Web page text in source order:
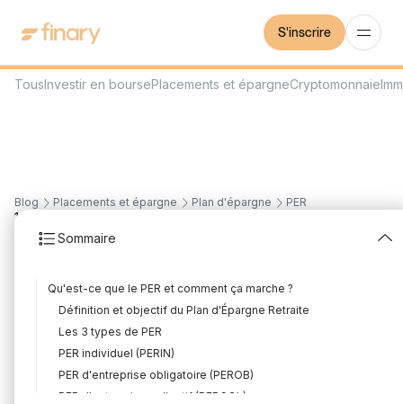
S'inscrire
Blog Placements et épargne Plan d'épargne PER
Sommaire
Qu'est-ce que le PER et comment ça marche ?
Définition et objectif du Plan d'Épargne Retraite
Les 3 types de PER
PER individuel (PERIN)
PER d'entreprise obligatoire (PEROB)
PER d'entreprise collectif (PERCOL)
13
comprendre ses atouts
pour préparer sa
retraite
TousInvestir en boursePlacements et épargneCryptomonnaie